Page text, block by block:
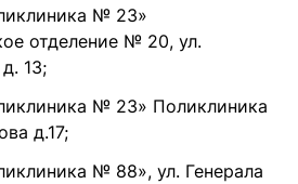
№ 23»
отделение № 20, ул.
13;
№ 23» Поликлиника
д.17;
№ 88», ул. Генерала